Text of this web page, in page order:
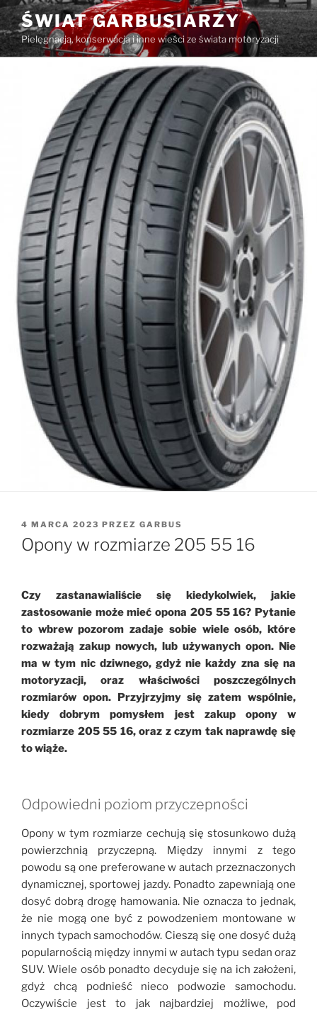
Przejdź
do
treści
ŚWIAT GARBUSIARZY
Pielęgnacja, konserwacja i inne wieści ze świata motoryzacji
OPUBLIKOWANE
W
4 MARCA 2023 PRZEZ GARBUS
Opony w rozmiarze 205 55 16
Czy zastanawialiście się kiedykolwiek, jakie
zastosowanie może mieć opona 205 55 16? Pytanie
to wbrew pozorom zadaje sobie wiele osób, które
rozważają zakup nowych, lub używanych opon. Nie
ma w tym nic dziwnego, gdyż nie każdy zna się na
motoryzacji, oraz właściwości poszczególnych
rozmiarów opon. Przyjrzyjmy się zatem wspólnie,
kiedy dobrym pomysłem jest zakup opony w
rozmiarze 205 55 16, oraz z czym tak naprawdę się
to wiąże.
Odpowiedni poziom przyczepności
Opony w tym rozmiarze cechują się stosunkowo dużą
powierzchnią przyczepną. Między innymi z tego
powodu są one preferowane w autach przeznaczonych
dynamicznej, sportowej jazdy. Ponadto zapewniają one
dosyć dobrą drogę hamowania. Nie oznacza to jednak,
że nie mogą one być z powodzeniem montowane w
innych typach samochodów. Cieszą się one dosyć dużą
popularnością między innymi w autach typu sedan oraz
SUV. Wiele osób ponadto decyduje się na ich założeni,
gdyż chcą podnieść nieco podwozie samochodu.
Oczywiście jest to jak najbardziej możliwe, pod